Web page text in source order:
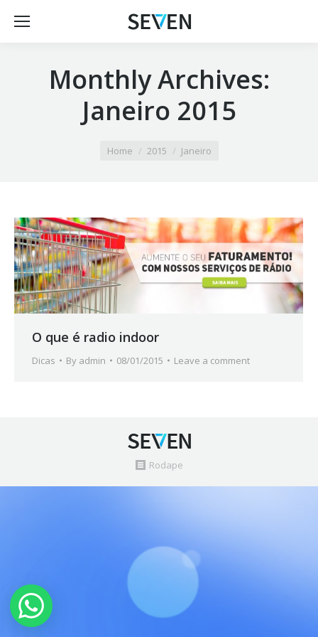
Monthly Archives:
Janeiro 2015
Home 2015 Janeiro
O que é radio indoor
Dicas By admin 08/01/2015 Leave a comment
Rodape